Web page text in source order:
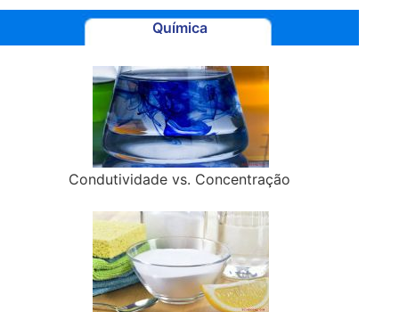
Química
Condutividade vs. Concentração